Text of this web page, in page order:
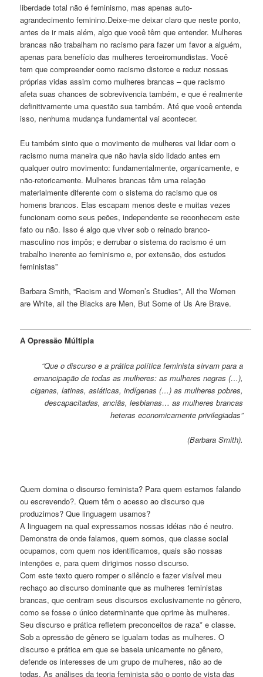
liberdade total não é feminismo, mas apenas auto-
agrandecimento feminino.Deixe-me deixar claro que neste ponto,
antes de ir mais além, algo que você têm que entender. Mulheres
brancas não trabalham no racismo para fazer um favor a alguém,
apenas para benefício das mulheres terceiromundistas. Você
tem que compreender como racismo distorce e reduz nossas
próprias vidas assim como mulheres brancas – que racismo
afeta suas chances de sobrevivencia também, e que é realmente
definitivamente uma questão sua também. Até que você entenda
isso, nenhuma mudança fundamental vai acontecer.
Eu também sinto que o movimento de mulheres vai lidar com o
racismo numa maneira que não havia sido lidado antes em
qualquer outro movimento: fundamentalmente, organicamente, e
não-retoricamente. Mulheres brancas têm uma relação
materialmente diferente com o sistema do racismo que os
homens brancos. Elas escapam menos deste e muitas vezes
funcionam como seus peões, independente se reconhecem este
fato ou não. Isso é algo que viver sob o reinado branco-
masculino nos impôs; e derrubar o sistema do racismo é um
trabalho inerente ao feminismo e, por extensão, dos estudos
feministas”
Barbara Smith, “Racism and Women’s Studies”, All the Women
are White, all the Blacks are Men, But Some of Us Are Brave.
——————————————————————————————-
A Opressão Múltipla
“Que o discurso e a prática política feminista sirvam para a
emancipação de todas as mulheres: as mulheres negras (…),
ciganas, latinas, asiáticas, indígenas (…) as mulheres pobres,
descapacitadas, anciãs, lesbianas… as mulheres brancas
heteras economicamente privilegiadas”
(Barbara Smith).
Quem domina o discurso feminista? Para quem estamos falando
ou escrevendo?. Quem têm o acesso ao discurso que
produzimos? Que linguagem usamos?
A linguagem na qual expressamos nossas idéias não é neutro.
Demonstra de onde falamos, quem somos, que classe social
ocupamos, com quem nos identificamos, quais são nossas
intenções e, para quem dirigimos nosso discurso.
Com este texto quero romper o silêncio e fazer visível meu
rechaço ao discurso dominante que as mulheres feministas
brancas, que centram seus discursos exclusivamente no gênero,
como se fosse o único determinante que oprime às mulheres.
Seu discurso e prática refletem preconceitos de raza* e classe.
Sob a opressão de gênero se igualam todas as mulheres. O
discurso e prática em que se baseia unicamente no gênero,
defende os interesses de um grupo de mulheres, não ao de
todas. As análises da teoria feminista são o ponto de vista das